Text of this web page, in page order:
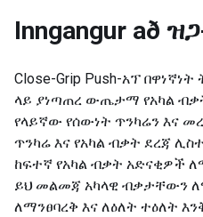
Inngangur að
Close-Grip Push-አፕ
ላይ ያነጣጠረ ውጤታማ የአካል
የላይኛው የሰውነት ጥንካሬን እና
ጥንካሬ እና የአካል ብቃት ደረጃ
ከፍተኛ የአካል ብቃት
ይህ መልመጃ አካላዊ ብቃታቸውን
ለማንፀባረቅ እና ለዕለት ተዕለት